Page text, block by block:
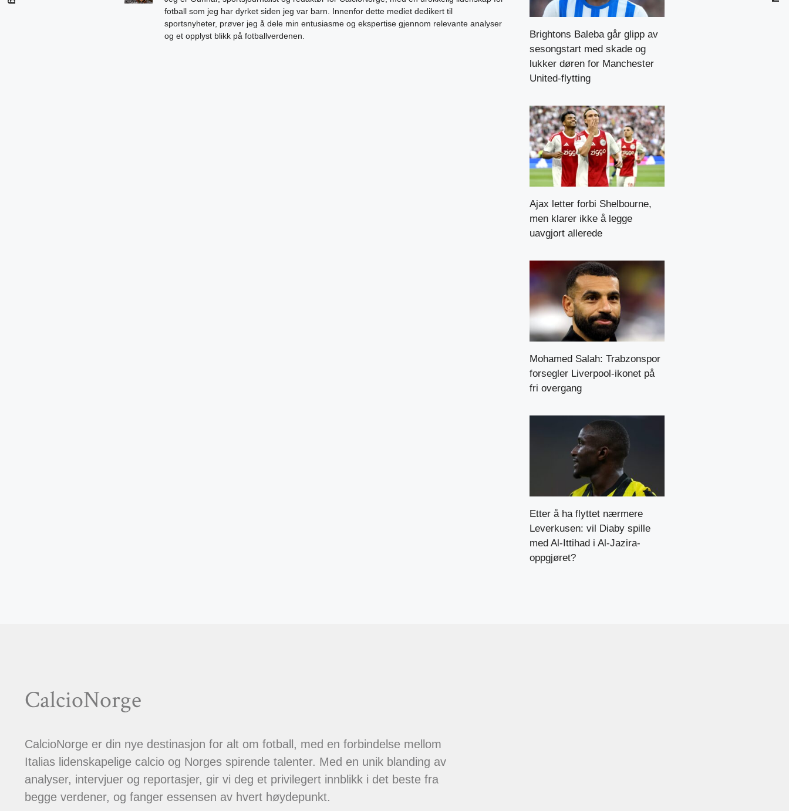
fotball som jeg har dyrket siden jeg var barn. Innenfor dette mediet dedikert til
sportsnyheter, prøver jeg å dele min entusiasme og ekspertise gjennom relevante analyser
og et opplyst blikk på fotballverdenen.
Brightons Baleba går glipp av
sesongstart med skade og
lukker døren for Manchester
United-flytting
Ajax letter forbi Shelbourne,
men klarer ikke å legge
uavgjort allerede
Mohamed Salah: Trabzonspor
forsegler Liverpool-ikonet på
fri overgang
Etter å ha flyttet nærmere
Leverkusen: vil Diaby spille
med Al-Ittihad i Al-Jazira-
oppgjøret?
CalcioNorge
CalcioNorge er din nye destinasjon for alt om fotball, med en forbindelse mellom
Italias lidenskapelige calcio og Norges spirende talenter. Med en unik blanding av
analyser, intervjuer og reportasjer, gir vi deg et privilegert innblikk i det beste fra
begge verdener, og fanger essensen av hvert høydepunkt.